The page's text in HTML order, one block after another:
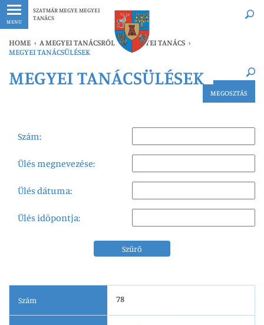
MENU
SZATMÁR MEGYE MEGYEI
TANÁCS
Legfrissebb Bármikor
HOME › A MEGYEI TANÁCSRÓL › A MEGYEI TANÁCS ›
MEGYEI TANÁCSÜLÉSEK
Legfrissebb Bármikor ×
MEGYEI TANÁCSÜLÉSEK
MEGOSZTÁS
Szám:
Ülés megnevezése:
Ülés dátuma:
Ülés időpontja:
Szűrő
Szám 78